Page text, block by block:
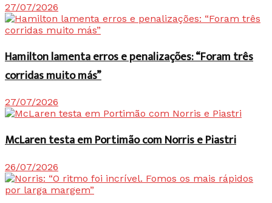
27/07/2026
Hamilton lamenta erros e penalizações: “Foram três
corridas muito más”
27/07/2026
McLaren testa em Portimão com Norris e Piastri
26/07/2026